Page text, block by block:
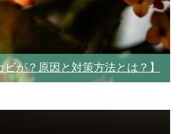
ビが？原因と対策方法とは？】